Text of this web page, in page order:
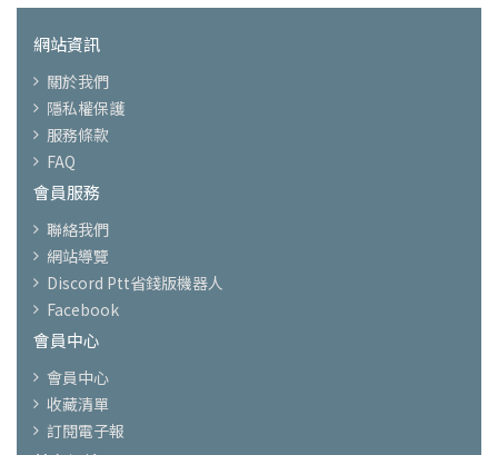
網站資訊
關於我們
隱私權保護
服務條款
FAQ
會員服務
聯絡我們
網站導覽
Discord Ptt省錢版機器人
Facebook
會員中心
會員中心
收藏清單
訂閱電子報